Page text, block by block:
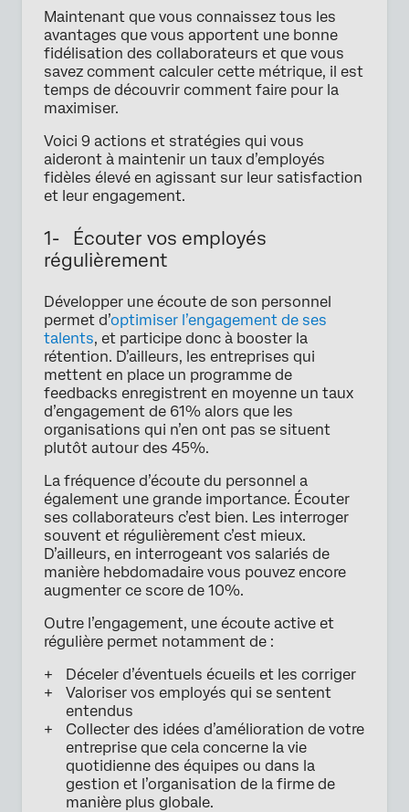
Maintenant que vous connaissez tous les
avantages que vous apportent une bonne
fidélisation des collaborateurs et que vous
savez comment calculer cette métrique, il est
temps de découvrir comment faire pour la
maximiser.
Voici 9 actions et stratégies qui vous
aideront à maintenir un taux d’employés
fidèles élevé en agissant sur leur satisfaction
et leur engagement.
1- Écouter vos employés
régulièrement
Développer une écoute de son personnel
permet d’optimiser l’engagement de ses
talents, et participe donc à booster la
rétention. D’ailleurs, les entreprises qui
mettent en place un programme de
feedbacks enregistrent en moyenne un taux
d’engagement de 61% alors que les
organisations qui n’en ont pas se situent
plutôt autour des 45%.
La fréquence d’écoute du personnel a
également une grande importance. Écouter
ses collaborateurs c’est bien. Les interroger
souvent et régulièrement c’est mieux.
D’ailleurs, en interrogeant vos salariés de
manière hebdomadaire vous pouvez encore
augmenter ce score de 10%.
Outre l’engagement, une écoute active et
régulière permet notamment de :
Déceler d’éventuels écueils et les corriger
Valoriser vos employés qui se sentent
entendus
Collecter des idées d’amélioration de votre
entreprise que cela concerne la vie
quotidienne des équipes ou dans la
gestion et l’organisation de la firme de
manière plus globale.